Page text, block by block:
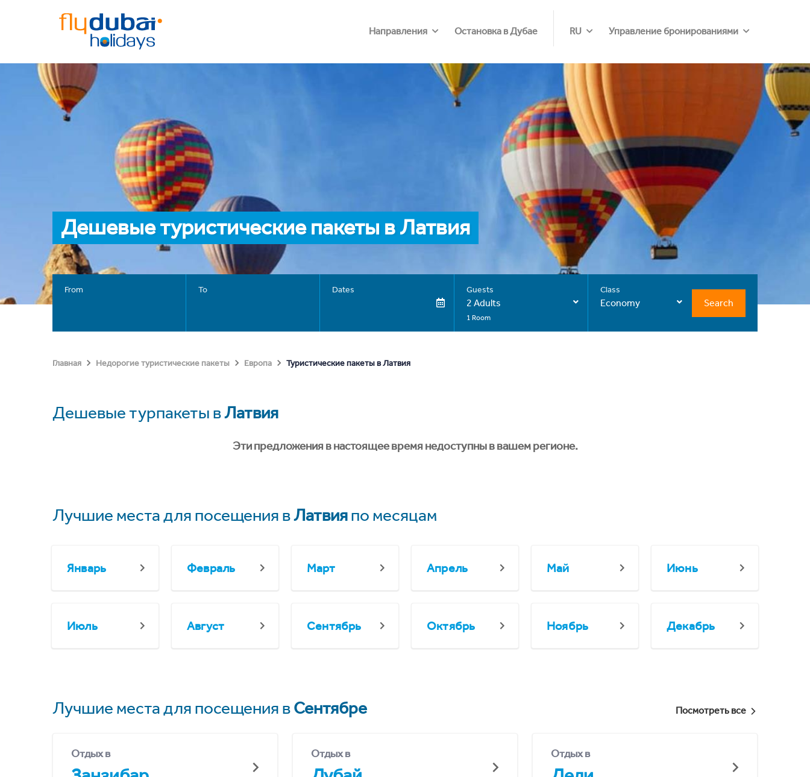
Направления Остановка в Дубае RU Управление бронированиями
Дешевые туристические пакеты в Латвия
From To Dates Guests
2 Adults
1 Room
Class
Economy Search
Главная Недорогие туристические пакеты Европа Туристические пакеты в Латвия
Дешевые турпакеты вЛатвия
Эти предложения в настоящее время недоступны в вашем регионе.
Лучшие места для посещения вЛатвияпо месяцам
Январь Февраль Март Апрель Май Июнь
Июль Август Сентябрь Октябрь Ноябрь Декабрь
Лучшие места для посещения вСентябре Посмотреть все
Отдых в Отдых в Отдых в